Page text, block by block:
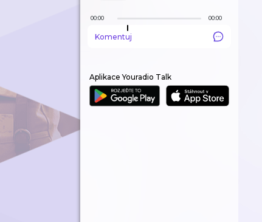
00:00 00:00
Komentuj
Aplikace Youradio Talk